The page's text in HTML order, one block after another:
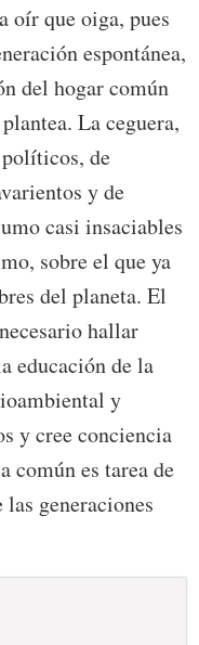
oír que oiga, pues
espontánea,
del hogar común
La ceguera,
de
y de
casi insaciables
sobre el que ya
del planeta. El
hallar
educación de la
y
y cree conciencia
común es tarea de
generaciones